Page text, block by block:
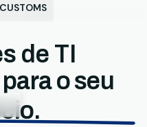
de TI
o seu